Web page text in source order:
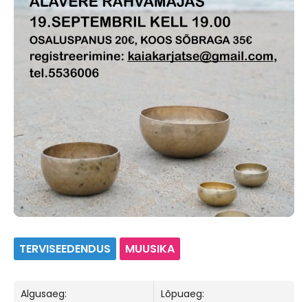
TERVISEEDENDUS MUUSIKA
Algusaeg:
Lõpuaeg: